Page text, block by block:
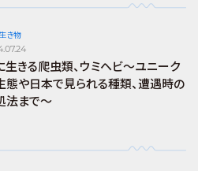
き物
生きる爬虫類、ウミヘビ～ユニーク
態や日本で見られる種類、遭遇時の
法まで～